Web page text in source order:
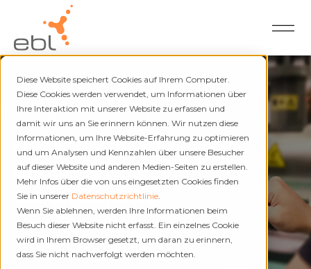
Diese Website speichert Cookies auf Ihrem Computer.
Diese Cookies werden verwendet, um Informationen über
Ihre Interaktion mit unserer Website zu erfassen und
damit wir uns an Sie erinnern können. Wir nutzen diese
Informationen, um Ihre Website-Erfahrung zu optimieren
und um Analysen und Kennzahlen über unsere Besucher
auf dieser Website und anderen Medien-Seiten zu erstellen.
Mehr Infos über die von uns eingesetzten Cookies finden
Sie in unserer Datenschutzrichtlinie.
Wenn Sie ablehnen, werden Ihre Informationen beim
Besuch dieser Website nicht erfasst. Ein einzelnes Cookie
wird in Ihrem Browser gesetzt, um daran zu erinnern,
dass Sie nicht nachverfolgt werden möchten.
Energiedatenmanagement - EDM
Outsourcing des
Energiedaten-
managements